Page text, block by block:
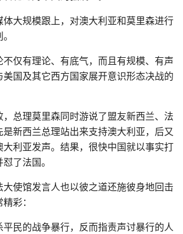
大规模跟上，对澳大利亚和莫里森进行
仅有理论、有底气，而且有规模、有声
国及其它西方国家展开意识形态决战的
总理莫里森同时游说了盟友新西兰、法
新西兰总理站出来支持澳大利亚，后又
利亚发声。结果，很快中国就以事实打
了法国。
使馆发言人也以彼之道还施彼身地回击
彩：
民的战争暴行，反而指责声讨暴行的人